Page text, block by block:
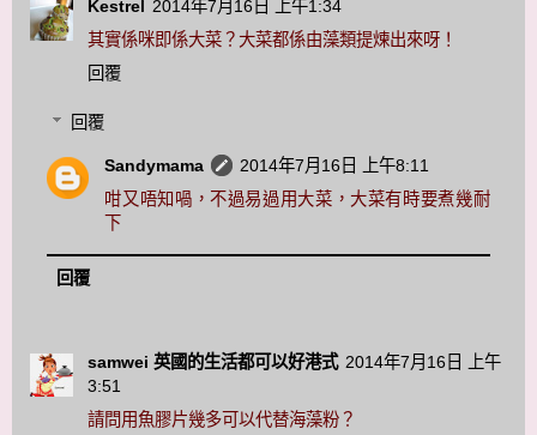
Kestrel 2014年7月16日 上午1:34
其實係咪即係大菜？大菜都係由藻類提煉出來呀！
回覆
回覆
Sandymama
2014年7月16日 上午8:11
咁又唔知喎，不過易過用大菜，大菜有時要煮幾耐
下
回覆
samwei 英國的生活都可以好港式 2014年7月16日 上午
3:51
請問用魚膠片幾多可以代替海藻粉？